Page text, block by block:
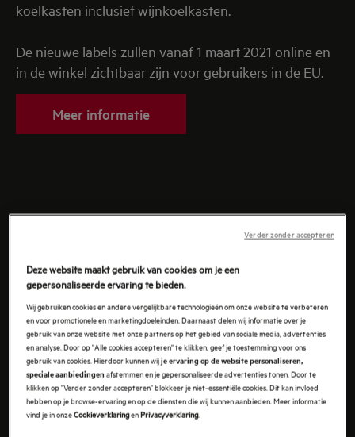
koelkasten inclusief wijnkoelkasten.
De nieuwe labels zullen vanaf 1 maart 2021 online en
in de winkel zichtbaar zijn voor gebruikers in de EU.
Meer informatie
WIJ ZIJN AEG
Deze website maakt gebruik van cookies om je een
gepersonaliseerde ervaring te bieden.
Wij gebruiken cookies en andere vergelijkbare technologieën om onze website te verbeteren
en voor promotionele en marketingdoeleinden. Daarnaast delen wij informatie over je
gebruik van onze website met onze partners op het gebied van sociale media, advertenties
en analyse. Door op "Alle cookies accepteren" te klikken, geef je toestemming voor ons
gebruik van cookies. Hierdoor kunnen wijje ervaring op de website personaliseren,
speciale aanbiedingen afstemmen en je gepersonaliseerde advertenties tonen. Door te
klikken op "Verder zonder accepteren" blokkeer je niet-essentiële cookies. Dit kan invloed
hebben op je browse-ervaring en op de diensten die wij kunnen aanbieden. Meer informatie
vind je in onzeCookieverklaringenPrivacyverklaring.
Verder zonder accepteren